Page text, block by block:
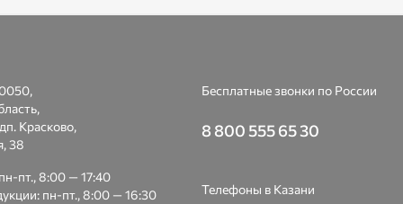
Красково,
38
пт., 8:00 — 17:40
пн-пт., 8:00 — 16:30
Бесплатные звонки по России
8 800 555 65 30
Телефоны в Казани